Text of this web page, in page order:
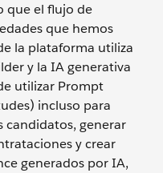
que el flujo de
que hemos
la plataforma utiliza
y la IA generativa
utilizar Prompt
incluso para
candidatos, generar
y crear
generados por IA,